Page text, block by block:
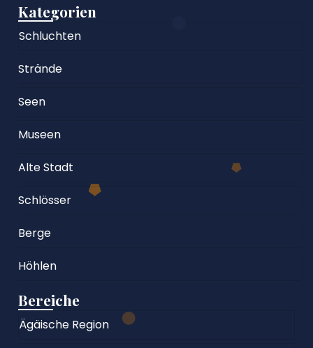
Kategorien
Schluchten
Strände
Seen
Museen
Alte Stadt
Schlösser
Berge
Höhlen
Bereiche
Ägäische Region